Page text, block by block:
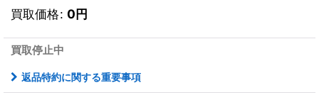
買取価格: 0円
買取停止中
返品特約に関する重要事項